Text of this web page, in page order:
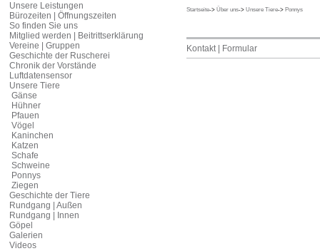
Unsere Leistungen
Bürozeiten | Öffnungszeiten
So finden Sie uns
Mitglied werden | Beitrittserklärung
Vereine | Gruppen
Geschichte der Ruscherei
Chronik der Vorstände
Luftdatensensor
Unsere Tiere
Gänse
Hühner
Pfauen
Vögel
Kaninchen
Katzen
Schafe
Schweine
Ponnys
Ziegen
Geschichte der Tiere
Rundgang | Außen
Rundgang | Innen
Göpel
Galerien
Videos
Startseite-> Über uns-> Unsere Tiere-> Ponnys
Kontakt | Formular